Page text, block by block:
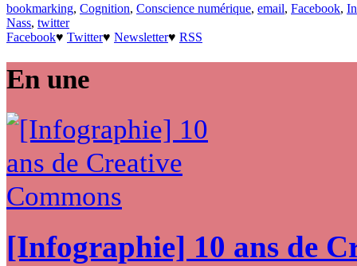
bookmarking, Cognition, Conscience numérique, email, Facebook,
Nass, twitter
Facebook♥ Twitter♥ Newsletter♥ RSS
En une
[Infographie] 10 ans de